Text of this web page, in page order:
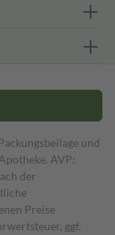
und
AVP:
der
Preise
ggf.